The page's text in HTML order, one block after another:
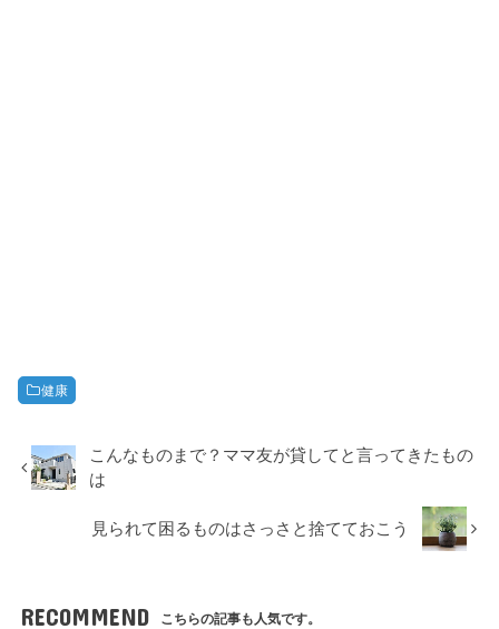
健康
こんなものまで？ママ友が貸してと言ってきたもの
は
見られて困るものはさっさと捨てておこう
RECOMMEND こちらの記事も人気です。